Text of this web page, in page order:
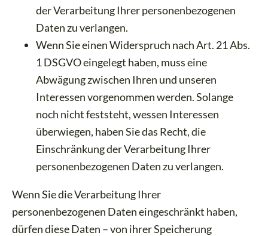
der Verarbeitung Ihrer personenbezogenen
Daten zu verlangen.
Wenn Sie einen Widerspruch nach Art. 21 Abs.
1 DSGVO eingelegt haben, muss eine
Abwägung zwischen Ihren und unseren
Interessen vorgenommen werden. Solange
noch nicht feststeht, wessen Interessen
überwiegen, haben Sie das Recht, die
Einschränkung der Verarbeitung Ihrer
personenbezogenen Daten zu verlangen.
Wenn Sie die Verarbeitung Ihrer
personenbezogenen Daten eingeschränkt haben,
dürfen diese Daten – von ihrer Speicherung